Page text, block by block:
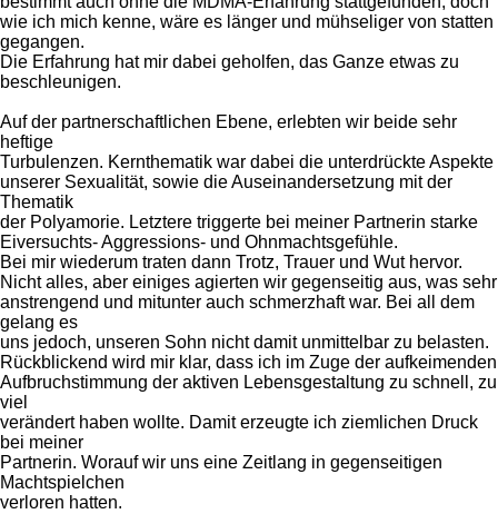
wie ich mich kenne, wäre es länger und mühseliger von statten
gegangen.
Die Erfahrung hat mir dabei geholfen, das Ganze etwas zu
beschleunigen.
Auf der partnerschaftlichen Ebene, erlebten wir beide sehr
heftige
Turbulenzen. Kernthematik war dabei die unterdrückte Aspekte
unserer Sexualität, sowie die Auseinandersetzung mit der
Thematik
der Polyamorie. Letztere triggerte bei meiner Partnerin starke
Eiversuchts- Aggressions- und Ohnmachtsgefühle.
Bei mir wiederum traten dann Trotz, Trauer und Wut hervor.
Nicht alles, aber einiges agierten wir gegenseitig aus, was sehr
anstrengend und mitunter auch schmerzhaft war. Bei all dem
gelang es
uns jedoch, unseren Sohn nicht damit unmittelbar zu belasten.
Rückblickend wird mir klar, dass ich im Zuge der aufkeimenden
Aufbruchstimmung der aktiven Lebensgestaltung zu schnell, zu
viel
verändert haben wollte. Damit erzeugte ich ziemlichen Druck
bei meiner
Partnerin. Worauf wir uns eine Zeitlang in gegenseitigen
Machtspielchen
verloren hatten.